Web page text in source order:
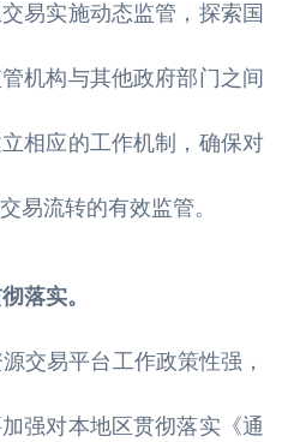
易实施动态监管，探索国
机构与其他政府部门之间
相应的工作机制，确保对
易流转的有效监管。
落实。
交易平台工作政策性强，
强对本地区贯彻落实《通